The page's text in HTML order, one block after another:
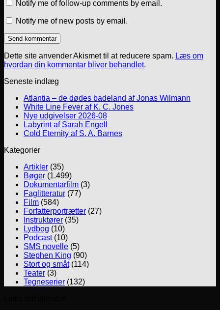
Notify me of follow-up comments by email.
Notify me of new posts by email.
Dette site anvender Akismet til at reducere spam. Læs om
hvordan din kommentar bliver behandlet.
Seneste indlæg
Atlantia – de dødes badeland af Jonas Wilmann
White Line Fever af K. C. Jones
Nye udgivelser 2026-08
Labyrint af Sarah Engell
Cold Eternity af S. A. Barnes
Kategorier
Artikler (35)
Bøger (1.499)
Dokumentarfilm (3)
Faglitteratur (77)
Film (584)
Forfatterportrætter (27)
Instruktører (35)
Lydbog (10)
Podcast(10)
SMS novelle (5)
Stephen King (90)
Stort og småt(114)
Teater (3)
Tegneserier (132)